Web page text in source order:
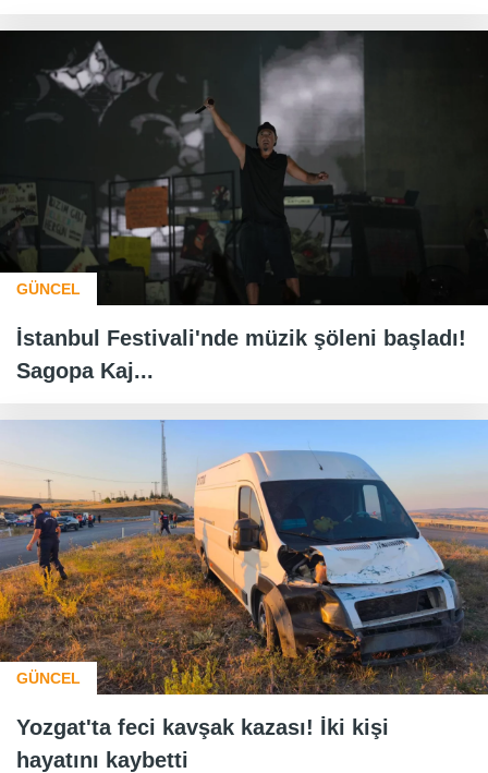
GÜNCEL
İstanbul Festivali'nde müzik şöleni başladı!
Sagopa Kaj...
GÜNCEL
Yozgat'ta feci kavşak kazası! İki kişi
hayatını kaybetti